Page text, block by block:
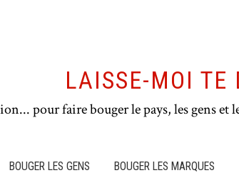
LAISSE-MOI TE
pour faire bouger le pays, les gens
BOUGER LES GENS BOUGER LES MARQUES